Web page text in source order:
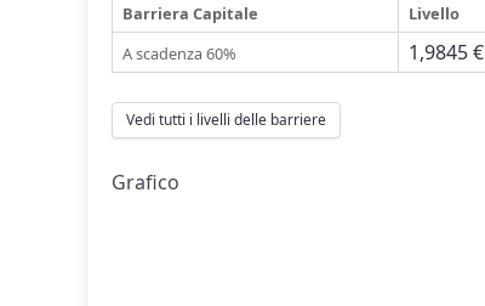
Barriera Capitale Livello
A scadenza 60%
1,9845 €
Vedi tutti i livelli delle barriere
Grafico